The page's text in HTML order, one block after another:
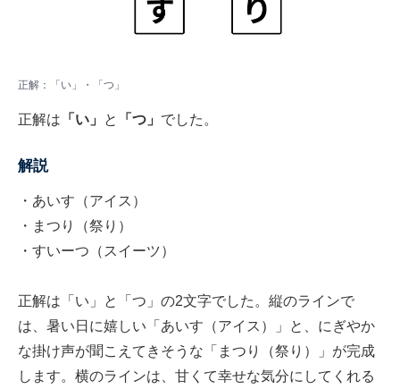
正解：「い」・「つ」
正解は 「い」 と 「つ」 でした。
解説
・あいす（アイス）
・まつり（祭り）
・すいーつ（スイーツ）
正解は「い」と「つ」の2文字でした。縦のラインで
は、暑い日に嬉しい「あいす（アイス）」と、にぎやか
な掛け声が聞こえてきそうな「まつり（祭り）」が完成
します。横のラインは、甘くて幸せな気分にしてくれる